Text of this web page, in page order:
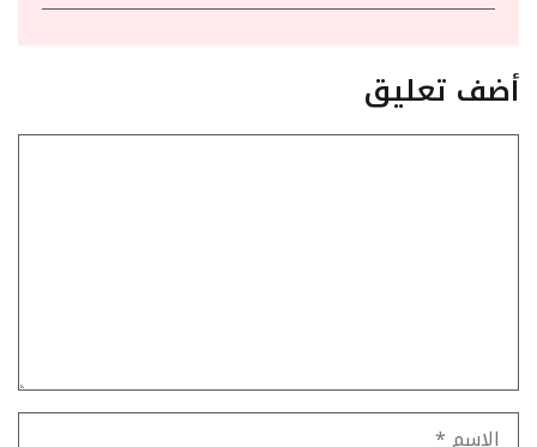
أضف تعليق
الاسم